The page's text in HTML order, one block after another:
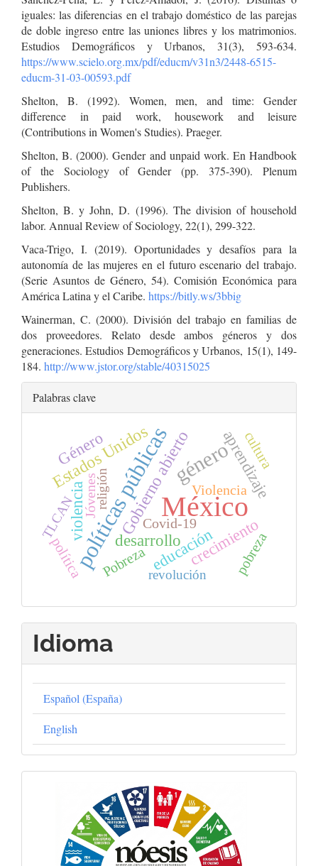
iguales: las diferencias en el trabajo doméstico de las parejas
de doble ingreso entre las uniones libres y los matrimonios.
Estudios Demográficos y Urbanos, 31(3), 593-634.
https://www.scielo.org.mx/pdf/educm/v31n3/2448-6515-
educm-31-03-00593.pdf
Shelton, B. (1992). Women, men, and time: Gender
difference in paid work, housework and leisure
(Contributions in Women's Studies). Praeger.
Shelton, B. (2000). Gender and unpaid work. En Handbook
of the Sociology of Gender (pp. 375-390). Plenum
Publishers.
Shelton, B. y John, D. (1996). The division of household
labor. Annual Review of Sociology, 22(1), 299-322.
Vaca-Trigo, I. (2019). Oportunidades y desafíos para la
autonomía de las mujeres en el futuro escenario del trabajo.
(Serie Asuntos de Género, 54). Comisión Económica para
América Latina y el Caribe. https://bitly.ws/3bbig
Wainerman, C. (2000). División del trabajo en familias de
dos proveedores. Relato desde ambos géneros y dos
generaciones. Estudios Demográficos y Urbanos, 15(1), 149-
184. http://www.jstor.org/stable/40315025
Palabras clave
México
políticas públicasgénero
Estados UnidosGobierno abierto
desarrolloeducación
aprendizaje
crecimiento
violencia
Género
Covid-19
Jóvenes
cultura
Violencia
pobreza
Pobreza
política
religión
TLCAN
revolución
Idioma
Español (España)
English
Objetivos
Globales